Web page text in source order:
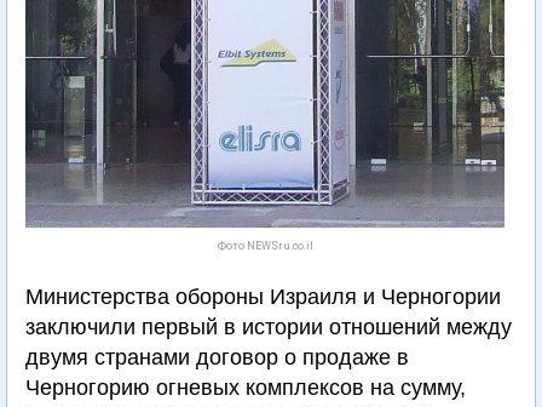
Фото NEWSru.co.il
Министерства обороны Израиля и Черногории
заключили первый в истории отношений между
двумя странами договор о продаже в
Черногорию огневых комплексов на сумму,